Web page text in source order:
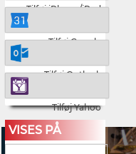
Tilføj iPhone/iPad
Tilføj Google
Tilføj Outlook
Tilføj Yahoo
VISES PÅ